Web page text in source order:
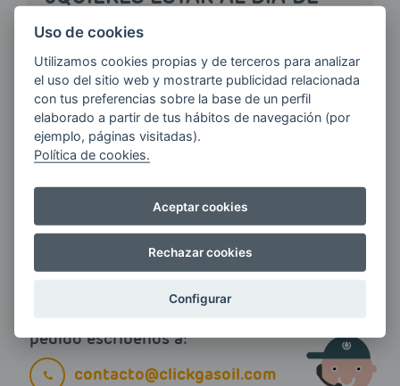
ÚLTIMAS NOVEDADES?
E-MAIL
Más información
pedido escríbenos a:
contacto@clickgasoil.com
Uso de cookies
Utilizamos cookies propias y de terceros para analizar
el uso del sitio web y mostrarte publicidad relacionada
con tus preferencias sobre la base de un perfil
elaborado a partir de tus hábitos de navegación (por
ejemplo, páginas visitadas).
Política de cookies.
Aceptar cookies
Rechazar cookies
Configurar